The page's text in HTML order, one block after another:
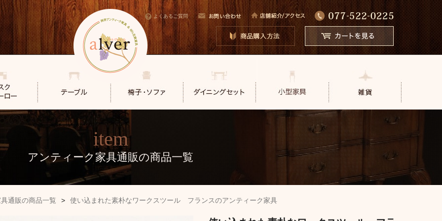
よくあるご質問
item
アンティーク家具通販の商品一覧
通販の商品一覧 > 使い込まれた素朴なワークスツール フランスのアンティーク家具